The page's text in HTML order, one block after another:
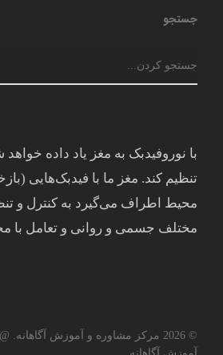
جستجو
با نوروفیدبک به مغز ياد داده
تنظيم كند. مغز ما با فيدبک‌هايی
محيط اطراف می‌گيرد به کنترل و
مختلف جسمی و روانی و تعامل با
© 2026 مرکز مشاوره و آموزش